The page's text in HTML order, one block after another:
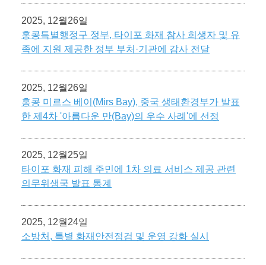
2025, 12월26일
홍콩특별행정구 정부, 타이포 화재 참사 희생자 및 유
족에 지원 제공한 정부 부처·기관에 감사 전달
2025, 12월26일
홍콩 미르스 베이(Mirs Bay), 중국 생태환경부가 발표
한 제4차 '아름다운 만(Bay)의 우수 사례'에 선정
2025, 12월25일
타이포 화재 피해 주민에 1차 의료 서비스 제공 관련
의무위생국 발표 통계
2025, 12월24일
소방처, 특별 화재안전점검 및 운영 강화 실시